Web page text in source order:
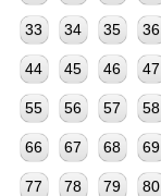
33 34 35 36
44 45 46 47
55 56 57 58
66 67 68 69
77 78 79 80